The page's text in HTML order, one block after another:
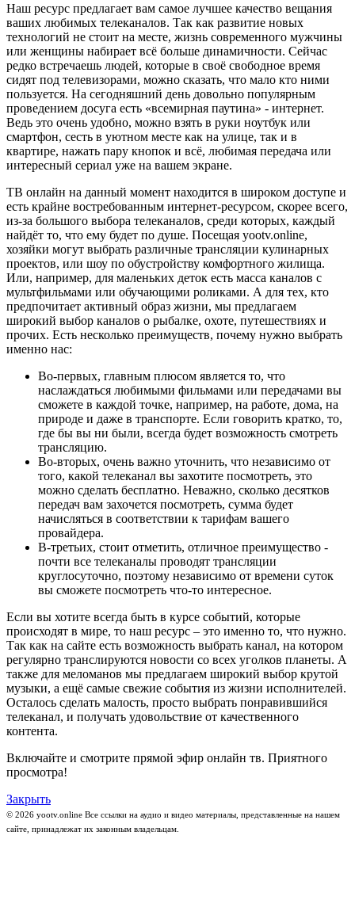
Наш ресурс предлагает вам самое лучшее качество вещания
ваших любимых телеканалов. Так как развитие новых
технологий не стоит на месте, жизнь современного мужчины
или женщины набирает всё больше динамичности. Сейчас
редко встречаешь людей, которые в своё свободное время
сидят под телевизорами, можно сказать, что мало кто ними
пользуется. На сегодняшний день довольно популярным
проведением досуга есть «всемирная паутина» - интернет.
Ведь это очень удобно, можно взять в руки ноутбук или
смартфон, сесть в уютном месте как на улице, так и в
квартире, нажать пару кнопок и всё, любимая передача или
интересный сериал уже на вашем экране.
ТВ онлайн на данный момент находится в широком доступе и
есть крайне востребованным интернет-ресурсом, скорее всего,
из-за большого выбора телеканалов, среди которых, каждый
найдёт то, что ему будет по душе. Посещая yootv.online,
хозяйки могут выбрать различные трансляции кулинарных
проектов, или шоу по обустройству комфортного жилища.
Или, например, для маленьких деток есть масса каналов с
мультфильмами или обучающими роликами. А для тех, кто
предпочитает активный образ жизни, мы предлагаем
широкий выбор каналов о рыбалке, охоте, путешествиях и
прочих. Есть несколько преимуществ, почему нужно выбрать
именно нас:
Во-первых, главным плюсом является то, что
наслаждаться любимыми фильмами или передачами вы
сможете в каждой точке, например, на работе, дома, на
природе и даже в транспорте. Если говорить кратко, то,
где бы вы ни были, всегда будет возможность смотреть
трансляцию.
Во-вторых, очень важно уточнить, что независимо от
того, какой телеканал вы захотите посмотреть, это
можно сделать бесплатно. Неважно, сколько десятков
передач вам захочется посмотреть, сумма будет
начисляться в соответствии к тарифам вашего
провайдера.
В-третьих, стоит отметить, отличное преимущество -
почти все телеканалы проводят трансляции
круглосуточно, поэтому независимо от времени суток
вы сможете посмотреть что-то интересное.
Если вы хотите всегда быть в курсе событий, которые
происходят в мире, то наш ресурс – это именно то, что нужно.
Так как на сайте есть возможность выбрать канал, на котором
регулярно транслируются новости со всех уголков планеты. А
также для меломанов мы предлагаем широкий выбор крутой
музыки, а ещё самые свежие события из жизни исполнителей.
Осталось сделать малость, просто выбрать понравившийся
телеканал, и получать удовольствие от качественного
контента.
Включайте и смотрите прямой эфир онлайн тв. Приятного
просмотра!
Закрыть
© 2026 yootv.online Все ссылки на аудио и видео материалы, представленные на нашем
сайте, принадлежат их законным владельцам.